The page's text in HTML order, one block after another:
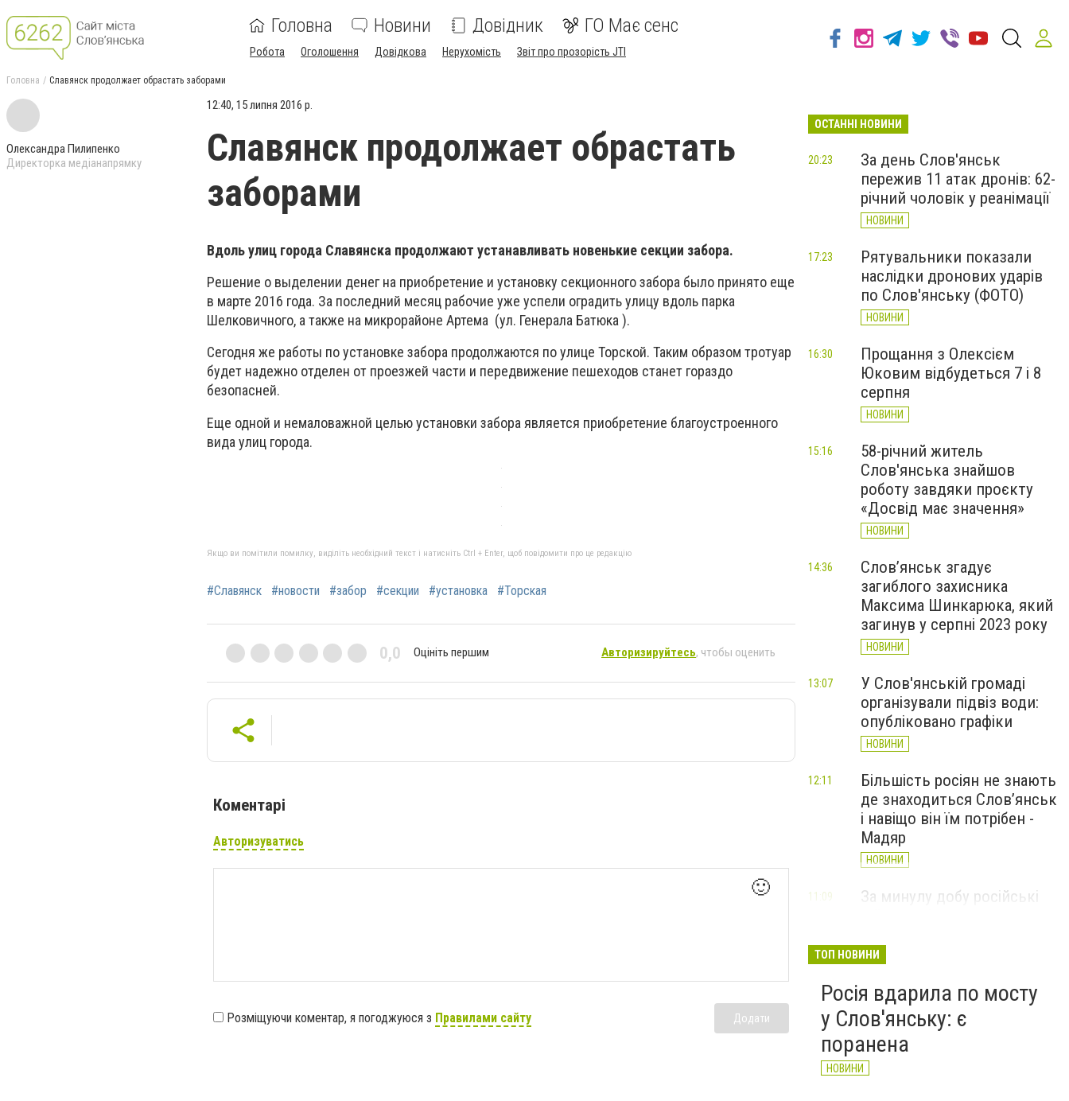
Головна Новини Довідник ГО Має сенс
Робота Оголошення Довідкова Нерухомість Звіт про прозорість JTI
Головна Славянск продолжает обрастать заборами
Олександра Пилипенко
Директорка медіанапрямку
12:40, 15 липня 2016 р.
Славянск продолжает обрастать
заборами
Вдоль улиц города Славянска продолжают устанавливать новенькие секции забора.
Решение о выделении денег на приобретение и установку секционного забора было принято еще
в марте 2016 года. За последний месяц рабочие уже успели оградить улицу вдоль парка
Шелковичного, а также на микрорайоне Артема (ул. Генерала Батюка ).
Сегодня же работы по установке забора продолжаются по улице Торской. Таким образом тротуар
будет надежно отделен от проезжей части и передвижение пешеходов станет гораздо
безопасней.
Еще одной и немаловажной целью установки забора является приобретение благоустроенного
вида улиц города.
Якщо ви помітили помилку, виділіть необхідний текст і натисніть Ctrl + Enter, щоб повідомити про це редакцію
#Славянск #новости #забор #секции #установка #Торская
0,0 Оцініть першим Авторизируйтесь, чтобы оценить
Коментарі
Авторизуватись
🙂
Розміщуючи коментар, я погоджуюся з Правилами сайту Додати
ОСТАННІ НОВИНИ
За день Слов'янськ
пережив 11 атак дронів: 62-
річний чоловік у реанімації
НОВИНИ
20:23
Рятувальники показали
наслідки дронових ударів
по Слов'янську (ФОТО)
НОВИНИ
17:23
Прощання з Олексієм
Юковим відбудеться 7 і 8
серпня
НОВИНИ
16:30
58-річний житель
Слов'янська знайшов
роботу завдяки проєкту
«Досвід має значення»
НОВИНИ
15:16
Слов’янськ згадує
загиблого захисника
Максима Шинкарюка, який
загинув у серпні 2023 року
НОВИНИ
14:36
У Слов'янській громаді
організували підвіз води:
опубліковано графіки
НОВИНИ
13:07
Більшість росіян не знають
де знаходиться Слов’янськ
і навіщо він їм потрібен -
Мадяр
НОВИНИ
12:11
За минулу добу російські
великої війни: 6 серпня
11:09
ТОП НОВИНИ
Росія вдарила по мосту
у Слов'янську: є
поранена
НОВИНИ